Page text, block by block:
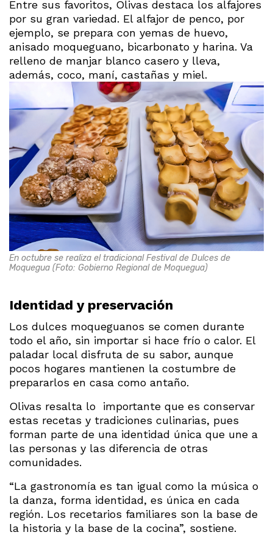
Entre sus favoritos, Olivas destaca los alfajores
por su gran variedad. El alfajor de penco, por
ejemplo, se prepara con yemas de huevo,
anisado moqueguano, bicarbonato y harina. Va
relleno de manjar blanco casero y lleva,
además, coco, maní, castañas y miel.
En octubre se realiza el tradicional Festival de Dulces de
Moquegua (Foto: Gobierno Regional de Moquegua)
Identidad y preservación
Los dulces moqueguanos se comen durante
todo el año, sin importar si hace frío o calor. El
paladar local disfruta de su sabor, aunque
pocos hogares mantienen la costumbre de
prepararlos en casa como antaño.
Olivas resalta lo importante que es conservar
estas recetas y tradiciones culinarias, pues
forman parte de una identidad única que une a
las personas y las diferencia de otras
comunidades.
“La gastronomía es tan igual como la música o
la danza, forma identidad, es única en cada
región. Los recetarios familiares son la base de
la historia y la base de la cocina”, sostiene.